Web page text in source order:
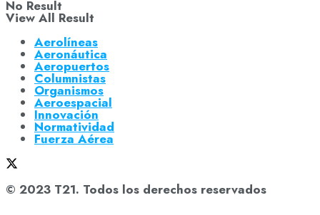
No Result
View All Result
Aerolíneas
Aeronáutica
Aeropuertos
Columnistas
Organismos
Aeroespacial
Innovación
Normatividad
Fuerza Aérea
© 2023 T21. Todos los derechos reservados